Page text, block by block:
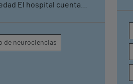
cuenta
cada paciente
de neurociencias